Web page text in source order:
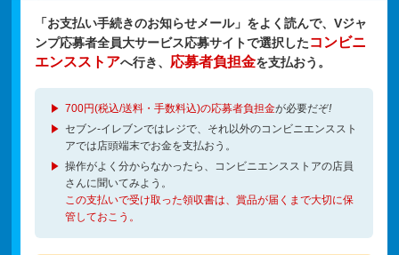
「お支払い手続きのお知らせメール」をよく読んで、Vジャ
ンプ応募者全員大サービス応募サイトで選択したコンビニ
エンスストアへ行き、 応募者負担金を支払おう。
700円(税込/送料・手数料込)の応募者負担金が必要だぞ!
セブン-イレブンではレジで、それ以外のコンビニエンススト
アでは店頭端末でお金を支払おう。
操作がよく分からなかったら、コンビニエンスストアの店員
さんに聞いてみよう。
この支払いで受け取った領収書は、賞品が届くまで大切に保
管しておこう。